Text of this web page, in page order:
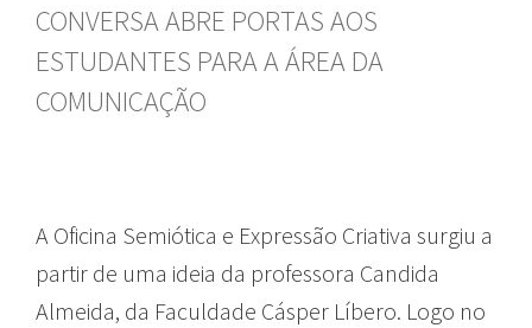
CONVERSA ABRE PORTAS AOS
ESTUDANTES PARA A ÁREA DA
COMUNICAÇÃO
A Oficina Semiótica e Expressão Criativa surgiu a
partir de uma ideia da professora Candida
Almeida, da Faculdade Cásper Líbero. Logo no